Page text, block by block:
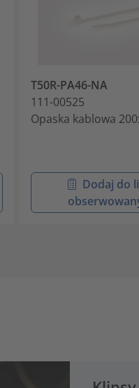
T50R-PA46-NA
111-00525
Opaska kablowa
Dodaj do